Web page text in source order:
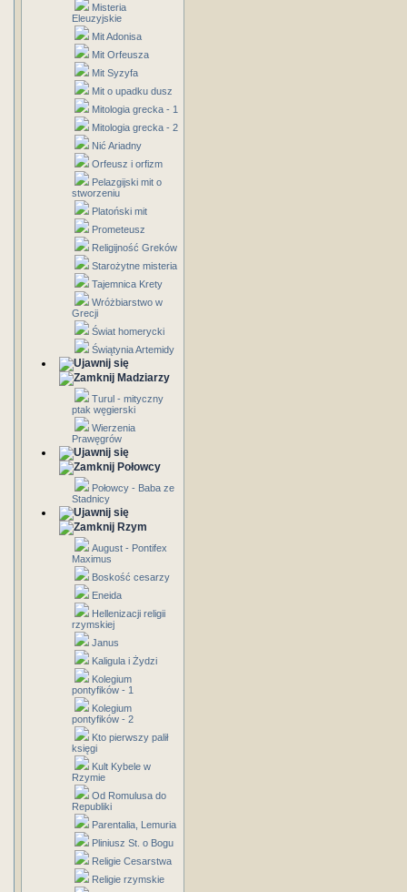
Misteria
Eleuzyjskie
Mit Adonisa
Mit Orfeusza
Mit Syzyfa
Mit o upadku dusz
Mitologia grecka - 1
Mitologia grecka - 2
Nić Ariadny
Orfeusz i orfizm
Pelazgijski mit o
stworzeniu
Platoński mit
Prometeusz
Religijność Greków
Starożytne misteria
Tajemnica Krety
Wróżbiarstwo w
Grecji
Świat homerycki
Świątynia Artemidy
Madziarzy
Turul - mityczny
ptak węgierski
Wierzenia
Prawęgrów
Połowcy
Połowcy - Baba ze
Stadnicy
Rzym
August - Pontifex
Maximus
Boskość cesarzy
Eneida
Hellenizacji religii
rzymskiej
Janus
Kaligula i Żydzi
Kolegium
pontyfików - 1
Kolegium
pontyfików - 2
Kto pierwszy palił
księgi
Kult Kybele w
Rzymie
Od Romulusa do
Republiki
Parentalia, Lemuria
Pliniusz St. o Bogu
Religie Cesarstwa
Religie rzymskie